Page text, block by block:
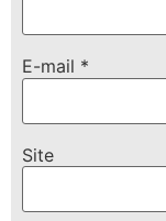
E-mail *
Site